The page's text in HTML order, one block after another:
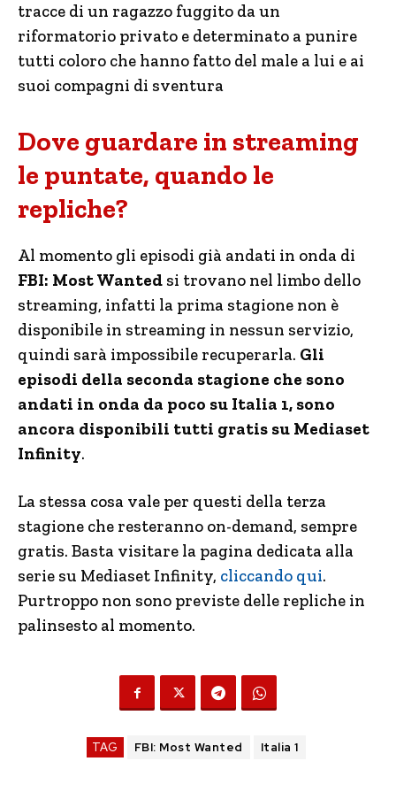
tracce di un ragazzo fuggito da un
riformatorio privato e determinato a punire
tutti coloro che hanno fatto del male a lui e ai
suoi compagni di sventura
Dove guardare in streaming
le puntate, quando le
repliche?
Al momento gli episodi già andati in onda di
FBI: Most Wanted si trovano nel limbo dello
streaming, infatti la prima stagione non è
disponibile in streaming in nessun servizio,
quindi sarà impossibile recuperarla. Gli
episodi della seconda stagione che sono
andati in onda da poco su Italia 1, sono
ancora disponibili tutti gratis su Mediaset
Infinity.
La stessa cosa vale per questi della terza
stagione che resteranno on-demand, sempre
gratis. Basta visitare la pagina dedicata alla
serie su Mediaset Infinity, cliccando qui.
Purtroppo non sono previste delle repliche in
palinsesto al momento.
TAG FBI: Most Wanted Italia 1